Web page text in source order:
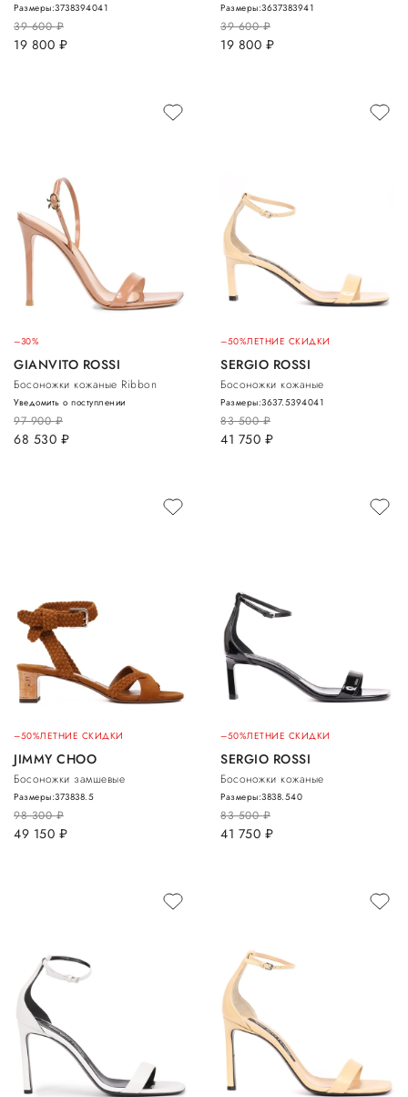
39 600руб.
19 800 руб.
Размеры:3738394041
39 600руб.
19 800 руб.
Размеры:3637383941
–30%
GIANVITO ROSSI
Босоножки кожаные Ribbon
97 900руб.
68 530 руб.
Уведомить о поступлении
–50%ЛЕТНИЕ СКИДКИ
SERGIO ROSSI
Босоножки кожаные
83 500руб.
41 750 руб.
Размеры:3637.5394041
–50%ЛЕТНИЕ СКИДКИ
JIMMY CHOO
Босоножки замшевые
98 300руб.
49 150 руб.
Размеры:373838.5
–50%ЛЕТНИЕ СКИДКИ
SERGIO ROSSI
Босоножки кожаные
83 500руб.
41 750 руб.
Размеры:3838.540